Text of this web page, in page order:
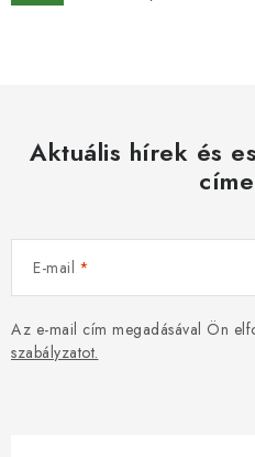
Aktuális hírek és
E-mail
Az e-mail cím megadásával Ön
szabályzatot.